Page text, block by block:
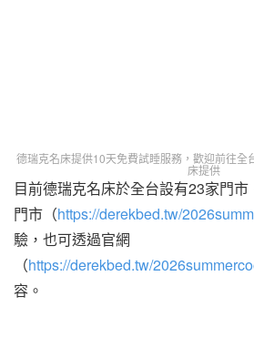
德瑞克名床提供10天免費試睡服務，歡迎前往全
床提供
目前德瑞克名床於全台設有23家門
門市（https://derekbed.tw/
驗，也可透過官網
（https://derekbed.tw/
容。